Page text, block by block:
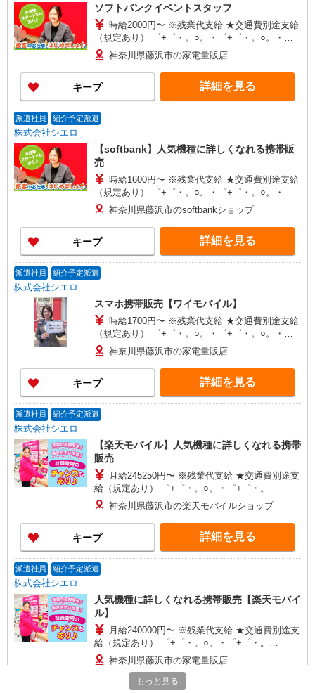
ソフトバンクイベントスタッフ
時給2000円〜 ※残業代支給 ★交通費別途支給
（規定あり） ゜+゜・。○。・゜+゜・。○。・゜
+゜ 入社祝い金10万円支給(規定有) お友達を紹介
頂くと, インセンティブ支給(規定有) ★月2回払
い・週払い可能（規程有）★ ゜・。○。・゜
+゜・。○。・゜+゜
神奈川県藤沢市の家電量販店
キープ 詳細を見る
派遣社員 紹介予定派遣
株式会社シエロ
【softbank】人気機種に詳しくなれる携帯販
売
時給1600円〜 ※残業代支給 ★交通費別途支給
（規定あり） ゜+゜・。○。・゜+゜・。○。・゜
+゜ 入社祝い金10万円支給(規定有) お友達を紹介
頂くと, インセンティブ支給(規定有) ★月2回払
い・週払い可能（規程有）★ ゜・。○。・゜
+゜・。○。・゜+゜
神奈川県藤沢市のsoftbankショップ
キープ 詳細を見る
派遣社員 紹介予定派遣
株式会社シエロ
スマホ携帯販売【ワイモバイル】
時給1700円〜 ※残業代支給 ★交通費別途支給
（規定あり） ゜+゜・。○。・゜+゜・。○。・゜
+゜ 入社祝い金10万円支給(規定有) お友達を紹介
頂くと, インセンティブ支給(規定有) ★月2回払
い・週払い可能（規程有）★ ゜・。○。・゜
+゜・。○。・゜+゜
神奈川県藤沢市の家電量販店
キープ 詳細を見る
派遣社員 紹介予定派遣
株式会社シエロ
【楽天モバイル】人気機種に詳しくなれる携帯
販売
月給245250円〜 ※残業代支給 ★交通費別途支
給（規定あり） ゜+゜・。○。・゜+゜・。
○。・゜+゜ 入社祝い金10万円支給(規定有) お友達
を紹介頂くと, インセンティブ支給(規定有) ゜・。
○。・゜+゜・。○。・゜+゜
神奈川県藤沢市の楽天モバイルショップ
キープ 詳細を見る
派遣社員 紹介予定派遣
株式会社シエロ
人気機種に詳しくなれる携帯販売【楽天モバイ
ル】
月給240000円〜 ※残業代支給 ★交通費別途支
給（規定あり） ゜+゜・。○。・゜+゜・。
○。・゜+゜ 入社祝い金10万円支給(規定有) お友達
を紹介頂くと, インセンティブ支給(規定有) ゜・。
○。・゜+゜・。○。・゜+゜
神奈川県藤沢市の家電量販店
もっと見る